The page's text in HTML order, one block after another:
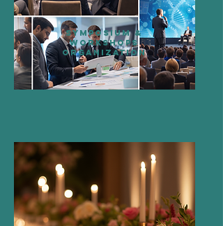
Symposıum &
workshops
ORGANIZATION